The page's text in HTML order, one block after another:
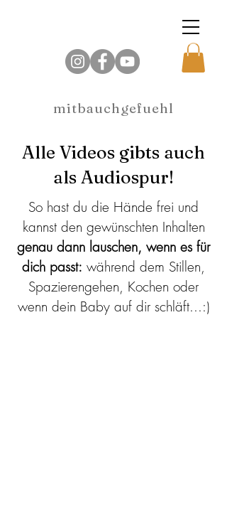
mitbauchgefuehl
Alle Videos gibts auch
als Audiospur!
So hast du die Hände frei und
kannst den gewünschten Inhalten
genau dann lauschen, wenn es für
dich passt: während dem Stillen,
Spazierengehen, Kochen oder
wenn dein Baby auf dir schläft...:)